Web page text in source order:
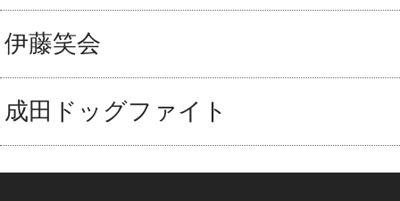
伊藤笑会
成田ドッグファイト